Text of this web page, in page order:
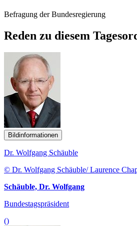
Befragung der Bundesregierung
Reden zu diesem
Bildinformationen
Dr. Wolfgang Schäuble
© Dr. Wolfgang Schäuble/ Laurence
Schäuble, Dr. Wolfgang
Bundestagspräsident
()